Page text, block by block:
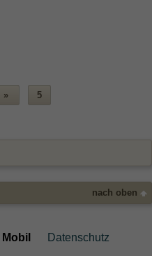
» 5
nach oben
Mobil Datenschutz